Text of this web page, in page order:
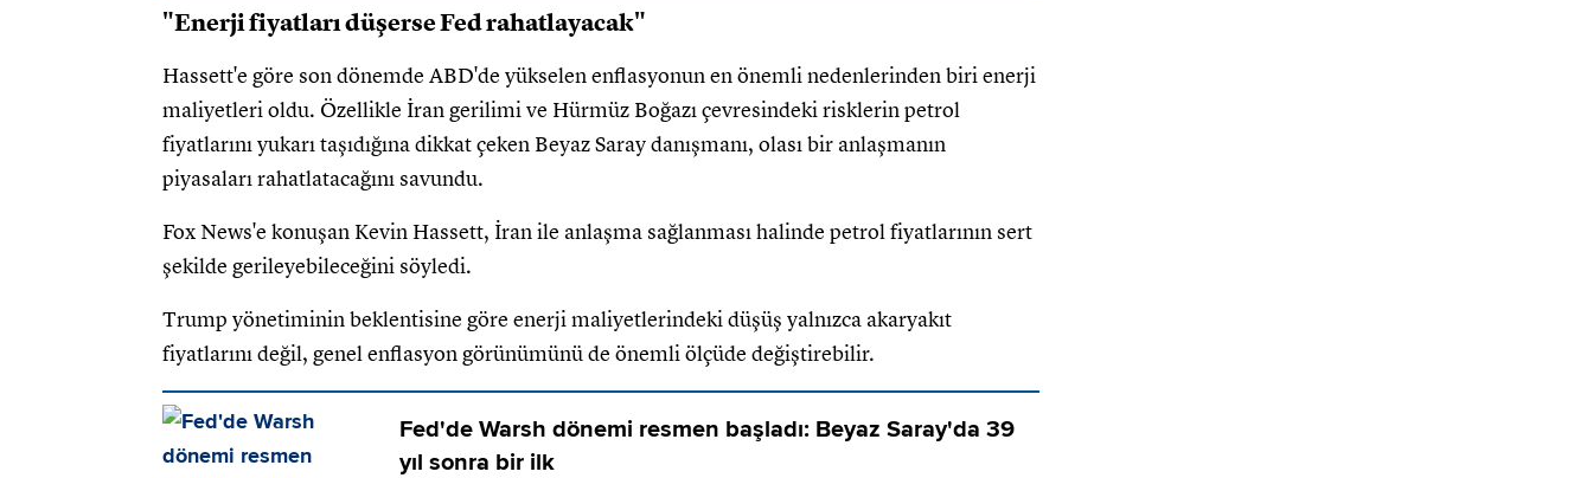
"Enerji fiyatları düşerse Fed rahatlayacak"
Hassett'e göre son dönemde ABD'de yükselen enflasyonun en önemli nedenlerinden biri enerji
maliyetleri oldu. Özellikle İran gerilimi ve Hürmüz Boğazı çevresindeki risklerin petrol
fiyatlarını yukarı taşıdığına dikkat çeken Beyaz Saray danışmanı, olası bir anlaşmanın
piyasaları rahatlatacağını savundu.
Fox News'e konuşan Kevin Hassett, İran ile anlaşma sağlanması halinde petrol fiyatlarının sert
şekilde gerileyebileceğini söyledi.
Trump yönetiminin beklentisine göre enerji maliyetlerindeki düşüş yalnızca akaryakıt
fiyatlarını değil, genel enflasyon görünümünü de önemli ölçüde değiştirebilir.
Fed'de Warsh dönemi resmen başladı: Beyaz Saray'da 39
yıl sonra bir ilk